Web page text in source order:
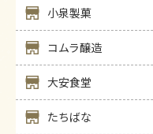
小泉製菓
コムラ醸造
大安食堂
たちばな